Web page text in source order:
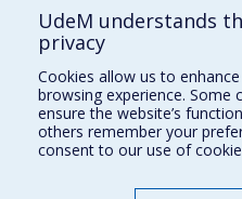
Comment soutenir le
BESOIN D'AIDE?
Plan du site
Signaler une erreur
Accessibilité
UdeM understands
privacy
Cookies allow us to
browsing experience. Some
ensure the website’s
others remember your
consent to our use of